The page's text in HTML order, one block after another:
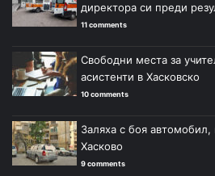
директора си преди
11 comments
Свободни места за
асистенти в Хасковско
10 comments
Заляха с боя
Хасково
9 comments